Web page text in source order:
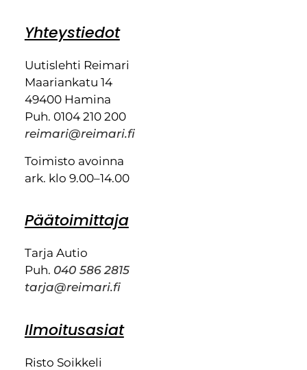
Yhteystiedot
Uutislehti Reimari
Maariankatu 14
49400 Hamina
Puh. 0104 210 200
reimari@reimari.fi
Toimisto avoinna
ark. klo 9.00–14.00
Päätoimittaja
Tarja Autio
Puh. 040 586 2815
tarja@reimari.fi
Ilmoitusasiat
Risto Soikkeli